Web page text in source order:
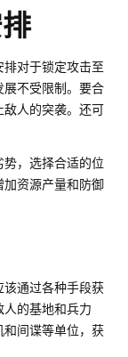
对于锁定攻击至
不受限制。要合
人的突袭。还可
，选择合适的位
资源产量和防御
通过各种手段获
的基地和兵力
间谍等单位，获